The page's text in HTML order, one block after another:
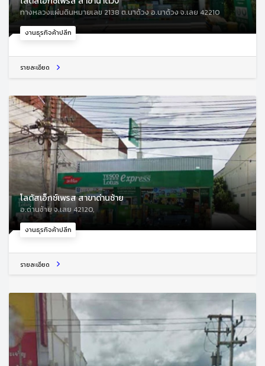
งานธุรกิจค้าปลีก
ทางหลวงแผ่นดินหมายเลข 2138 ต.นาด้วง อ.นาด้วง จ.เลย 42210
รายละเอียด
งานธุรกิจค้าปลีก
โลตัสเอ็กซ์เพรส สาขาด่านซ้าย
อ.ด่านซ้าย จ.เลย 42120,
รายละเอียด